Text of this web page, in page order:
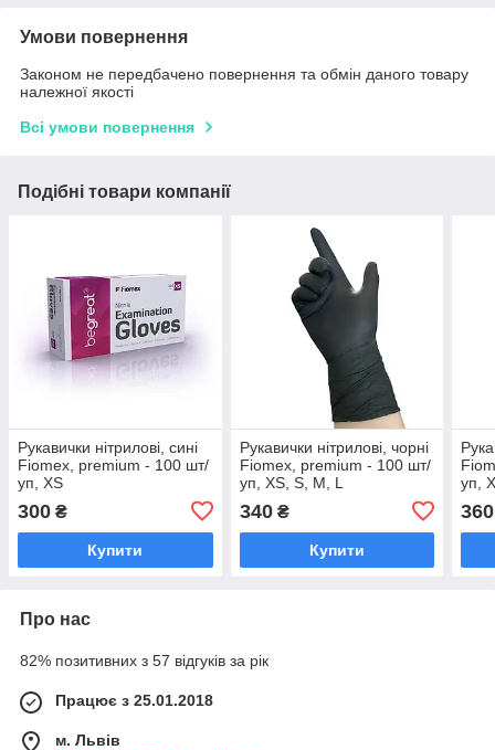
Умови повернення
Законом не передбачено повернення та обмін даного товару
належної якості
Всі умови повернення
Подібні товари компанії
Рукавички нітрилові, сині
Fiomex, premium - 100 шт/
уп, XS
300 ₴
Купити
Рукавички нітрилові, чорні
Fiomex, premium - 100 шт/
уп, XS, S, M, L
340₴
Купити
уп,
360
Про нас
82% позитивних з 57 відгуків за рік
Працює з 25.01.2018
м. Львів